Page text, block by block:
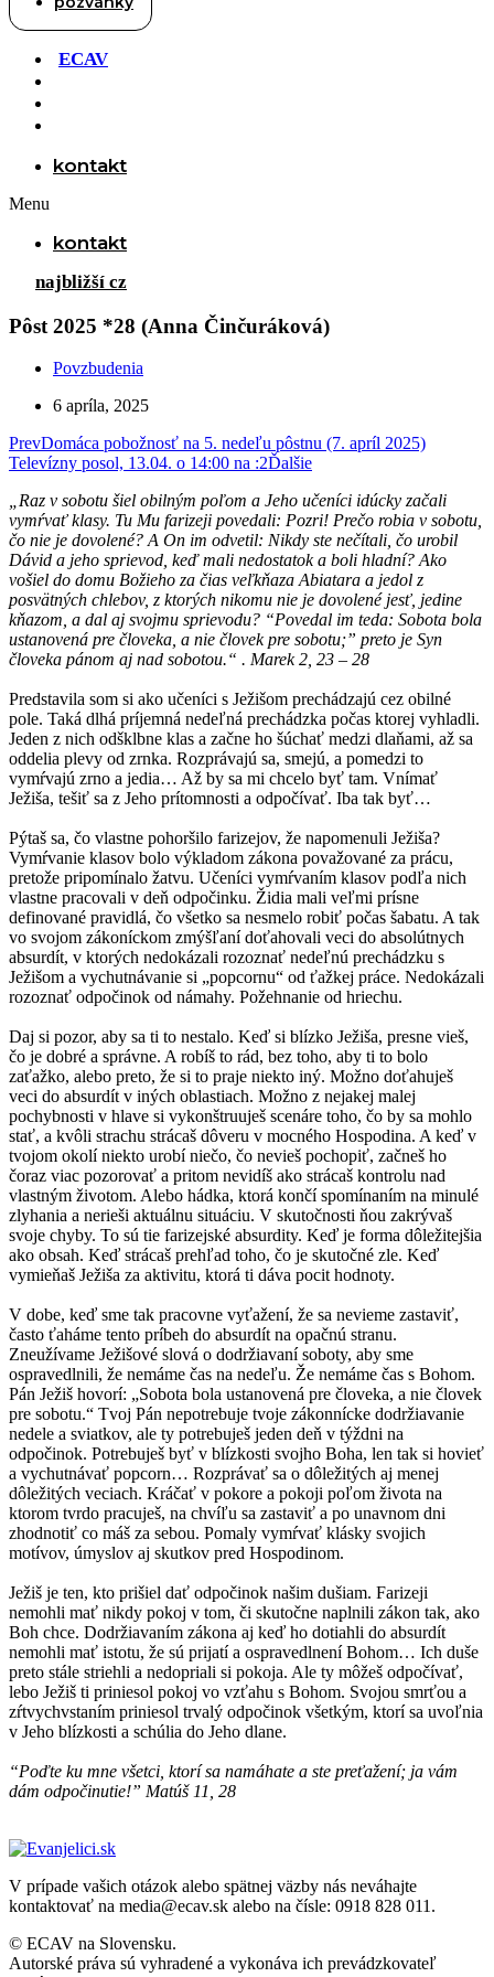
ECAV
kontakt
Menu
kontakt
najbližší cz
Pôst 2025 *28 (Anna Činčuráková)
Povzbudenia
6 apríla, 2025
PrevDomáca pobožnosť na 5. nedeľu pôstnu (7. apríl 2025)
Televízny posol, 13.04. o 14:00 na :2Ďalšie
„Raz v sobotu šiel obilným poľom a Jeho učeníci idúcky začali
vymŕvať klasy. Tu Mu farizeji povedali: Pozri! Prečo robia v sobotu,
čo nie je dovolené? A On im odvetil: Nikdy ste nečítali, čo urobil
Dávid a jeho sprievod, keď mali nedostatok a boli hladní? Ako
vošiel do domu Božieho za čias veľkňaza Abiatara a jedol z
posvätných chlebov, z ktorých nikomu nie je dovolené jesť, jedine
kňazom, a dal aj svojmu sprievodu? “Povedal im teda: Sobota bola
ustanovená pre človeka, a nie človek pre sobotu;” preto je Syn
človeka pánom aj nad sobotou.“ . Marek 2, 23 – 28
Predstavila som si ako učeníci s Ježišom prechádzajú cez obilné
pole. Taká dlhá príjemná nedeľná prechádzka počas ktorej vyhladli.
Jeden z nich odšklbne klas a začne ho šúchať medzi dlaňami, až sa
oddelia plevy od zrnka. Rozprávajú sa, smejú, a pomedzi to
vymŕvajú zrno a jedia… Až by sa mi chcelo byť tam. Vnímať
Ježiša, tešiť sa z Jeho prítomnosti a odpočívať. Iba tak byť…
Pýtaš sa, čo vlastne pohoršilo farizejov, že napomenuli Ježiša?
Vymŕvanie klasov bolo výkladom zákona považované za prácu,
pretože pripomínalo žatvu. Učeníci vymŕvaním klasov podľa nich
vlastne pracovali v deň odpočinku. Židia mali veľmi prísne
definované pravidlá, čo všetko sa nesmelo robiť počas šabatu. A tak
vo svojom zákoníckom zmýšľaní doťahovali veci do absolútnych
absurdít, v ktorých nedokázali rozoznať nedeľnú prechádzku s
Ježišom a vychutnávanie si „popcornu“ od ťažkej práce. Nedokázali
rozoznať odpočinok od námahy. Požehnanie od hriechu.
Daj si pozor, aby sa ti to nestalo. Keď si blízko Ježiša, presne vieš,
čo je dobré a správne. A robíš to rád, bez toho, aby ti to bolo
zaťažko, alebo preto, že si to praje niekto iný. Možno doťahuješ
veci do absurdít v iných oblastiach. Možno z nejakej malej
pochybnosti v hlave si vykonštruuješ scenáre toho, čo by sa mohlo
stať, a kvôli strachu strácaš dôveru v mocného Hospodina. A keď v
tvojom okolí niekto urobí niečo, čo nevieš pochopiť, začneš ho
čoraz viac pozorovať a pritom nevidíš ako strácaš kontrolu nad
vlastným životom. Alebo hádka, ktorá končí spomínaním na minulé
zlyhania a nerieši aktuálnu situáciu. V skutočnosti ňou zakrývaš
svoje chyby. To sú tie farizejské absurdity. Keď je forma dôležitejšia
ako obsah. Keď strácaš prehľad toho, čo je skutočné zle. Keď
vymieňaš Ježiša za aktivitu, ktorá ti dáva pocit hodnoty.
V dobe, keď sme tak pracovne vyťažení, že sa nevieme zastaviť,
často ťaháme tento príbeh do absurdít na opačnú stranu.
Zneužívame Ježišové slová o dodržiavaní soboty, aby sme
ospravedlnili, že nemáme čas na nedeľu. Že nemáme čas s Bohom.
Pán Ježiš hovorí: „Sobota bola ustanovená pre človeka, a nie človek
pre sobotu.“ Tvoj Pán nepotrebuje tvoje zákonnícke dodržiavanie
nedele a sviatkov, ale ty potrebuješ jeden deň v týždni na
odpočinok. Potrebuješ byť v blízkosti svojho Boha, len tak si hovieť
a vychutnávať popcorn… Rozprávať sa o dôležitých aj menej
dôležitých veciach. Kráčať v pokore a pokoji poľom života na
ktorom tvrdo pracuješ, na chvíľu sa zastaviť a po unavnom dni
zhodnotiť co máš za sebou. Pomaly vymŕvať klásky svojich
motívov, úmyslov aj skutkov pred Hospodinom.
Ježiš je ten, kto prišiel dať odpočinok našim dušiam. Farizeji
nemohli mať nikdy pokoj v tom, či skutočne naplnili zákon tak, ako
Boh chce. Dodržiavaním zákona aj keď ho dotiahli do absurdít
nemohli mať istotu, že sú prijatí a ospravedlnení Bohom… Ich duše
preto stále striehli a nedopriali si pokoja. Ale ty môžeš odpočívať,
lebo Ježiš ti priniesol pokoj vo vzťahu s Bohom. Svojou smrťou a
zŕtvychvstaním priniesol trvalý odpočinok všetkým, ktorí sa uvoľnia
v Jeho blízkosti a schúlia do Jeho dlane.
“Poďte ku mne všetci, ktorí sa namáhate a ste preťažení; ja vám
dám odpočinutie!” Matúš 11, 28
V prípade vašich otázok alebo spätnej väzby nás neváhajte
kontaktovať na media@ecav.sk alebo na čísle: 0918 828 011.
© ECAV na Slovensku.
Autorské práva sú vyhradené a vykonáva ich prevádzkovateľ